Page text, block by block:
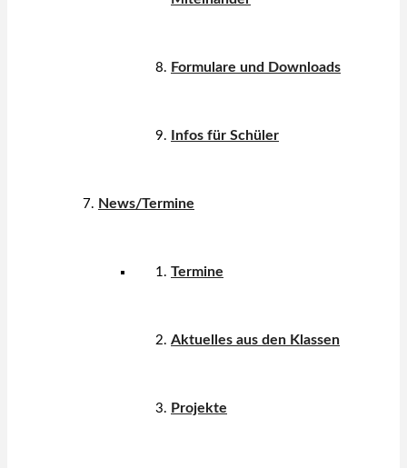
Formulare und Downloads
Infos für Schüler
News/Termine
Termine
Aktuelles aus den Klassen
Projekte